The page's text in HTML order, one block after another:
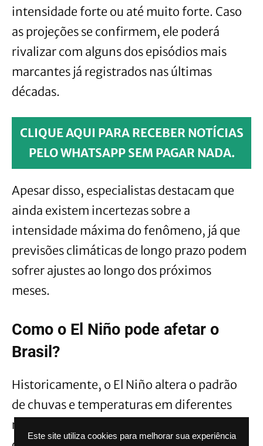
Este site utiliza cookies para melhorar sua experiência
intensidade forte ou até muito forte. Caso
as projeções se confirmem, ele poderá
rivalizar com alguns dos episódios mais
marcantes já registrados nas últimas
décadas.
CLIQUE AQUI PARA RECEBER NOTÍCIAS
PELO WHATSAPP SEM PAGAR NADA.
Apesar disso, especialistas destacam que
ainda existem incertezas sobre a
intensidade máxima do fenômeno, já que
previsões climáticas de longo prazo podem
sofrer ajustes ao longo dos próximos
meses.
Como o El Niño pode afetar o
Brasil?
Historicamente, o El Niño altera o padrão
de chuvas e temperaturas em diferentes
regiões do país. No Sul, o fenômeno